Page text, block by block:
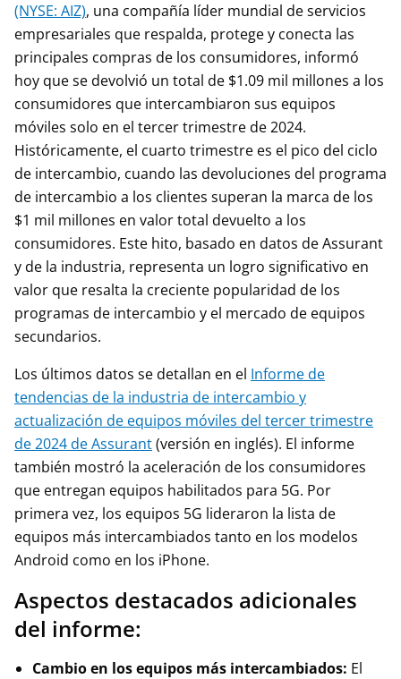
(NYSE: AIZ), una compañía líder mundial de servicios
empresariales que respalda, protege y conecta las
principales compras de los consumidores, informó
hoy que se devolvió un total de $1.09 mil millones a los
consumidores que intercambiaron sus equipos
móviles solo en el tercer trimestre de 2024.
Históricamente, el cuarto trimestre es el pico del ciclo
de intercambio, cuando las devoluciones del programa
de intercambio a los clientes superan la marca de los
$1 mil millones en valor total devuelto a los
consumidores. Este hito, basado en datos de Assurant
y de la industria, representa un logro significativo en
valor que resalta la creciente popularidad de los
programas de intercambio y el mercado de equipos
secundarios.
Los últimos datos se detallan en el Informe de
tendencias de la industria de intercambio y
actualización de equipos móviles del tercer trimestre
de 2024 de Assurant(versión en inglés). El informe
también mostró la aceleración de los consumidores
que entregan equipos habilitados para 5G. Por
primera vez, los equipos 5G lideraron la lista de
equipos más intercambiados tanto en los modelos
Android como en los iPhone.
Aspectos destacados adicionales
del informe:
Cambio en los equipos más intercambiados: El